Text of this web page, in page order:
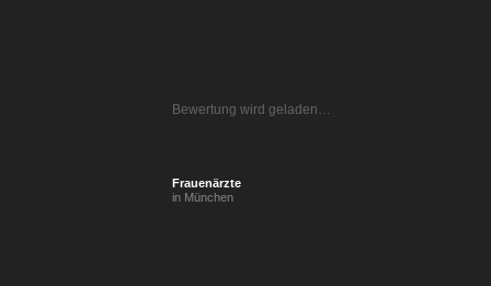
Bewertung wird geladen…
Frauenärzte
in München